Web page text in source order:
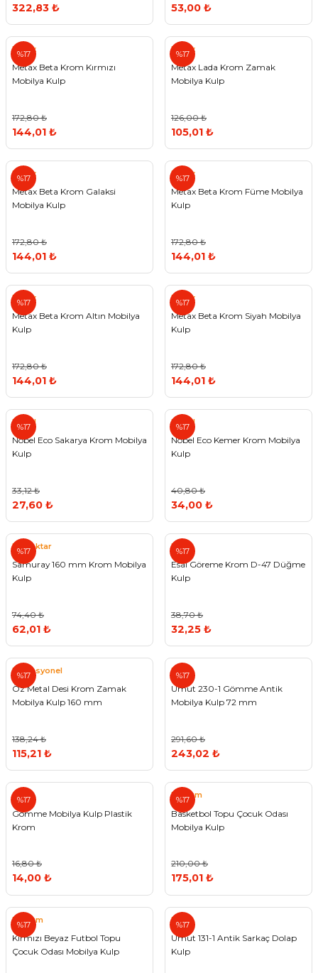
322,83 ₺ 53,00 ₺
%17
Metax
Metax Beta Krom Kırmızı
Mobilya Kulp
172,80 ₺
144,01 ₺
%17
Metax
Metax Lada Krom Zamak
Mobilya Kulp
126,00 ₺
105,01 ₺
%17
Metax
Metax Beta Krom Galaksi
Mobilya Kulp
172,80 ₺
144,01 ₺
%17
Metax
Metax Beta Krom Füme Mobilya
Kulp
172,80 ₺
144,01 ₺
%17
Metax
Metax Beta Krom Altın Mobilya
Kulp
172,80 ₺
144,01 ₺
%17
Metax
Metax Beta Krom Siyah Mobilya
Kulp
172,80 ₺
144,01 ₺
%17
Nobel
Nobel Eco Sakarya Krom Mobilya
Kulp
33,12 ₺
27,60 ₺
%17
Nobel
Nobel Eco Kemer Krom Mobilya
Kulp
40,80 ₺
34,00 ₺
%17
Bayraktar
Samuray 160 mm Krom Mobilya
Kulp
74,40 ₺
62,01 ₺
%17
Esal
Esal Göreme Krom D-47 Düğme
Kulp
38,70 ₺
32,25 ₺
%17
Profesyonel
Öz Metal Desi Krom Zamak
Mobilya Kulp 160 mm
138,24 ₺
115,21 ₺
%17
Umut
Umut 230-1 Gömme Antik
Mobilya Kulp 72 mm
291,60 ₺
243,02 ₺
%17
Gömme Mobilya Kulp Plastik
Krom
16,80 ₺
14,00 ₺
%17
Reform
Basketbol Topu Çocuk Odası
Mobilya Kulp
210,00 ₺
175,01 ₺
%17
Reform
Kırmızı Beyaz Futbol Topu
Çocuk Odası Mobilya Kulp
%17
Umut
Umut 131-1 Antik Sarkaç Dolap
Kulp